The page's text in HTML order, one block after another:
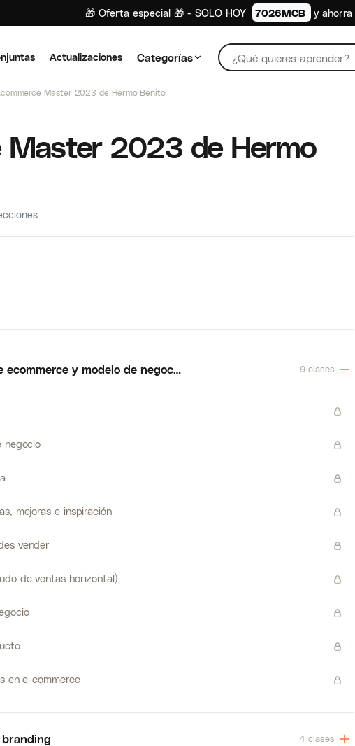
🎁 Oferta especial 🎁 - SOLO HOY 7026MCB y ahorra
Actualizaciones Categorías
Master 2023 de Hermo Benito
Master 2023 de Hermo
y modelo de negocio 9 clases
negocio
mejoras e inspiración
vender
de ventas horizontal)
en e-commerce
branding 4 clases